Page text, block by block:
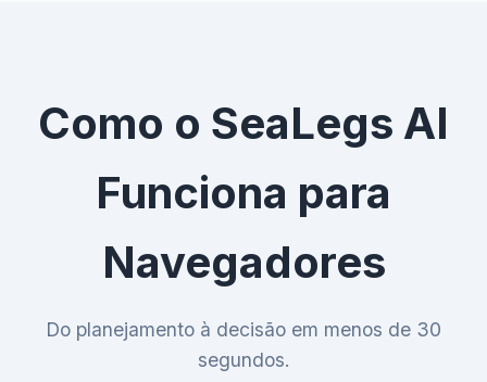
Como o SeaLegs AI
Funciona para
Navegadores
Do planejamento à decisão em menos de 30
segundos.